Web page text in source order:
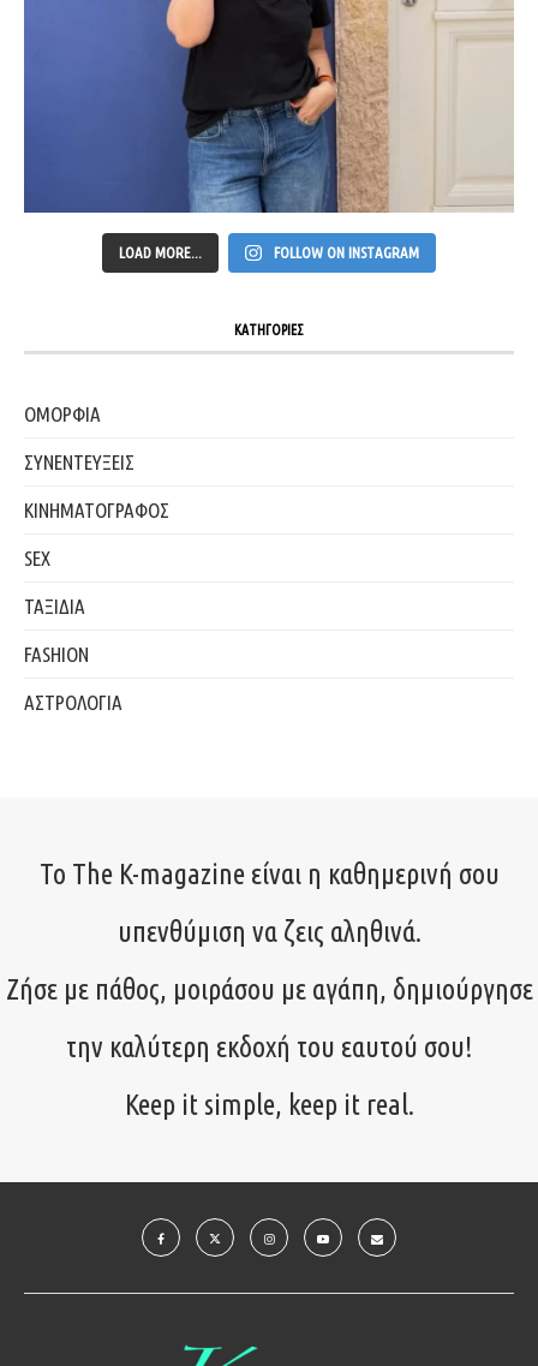
LOAD MORE... FOLLOW ON INSTAGRAM
ΚΑΤΗΓΟΡΙΕΣ
ΟΜΟΡΦΙΑ
ΣΥΝΕΝΤΕΥΞΕΙΣ
ΚΙΝΗΜΑΤΟΓΡΑΦΟΣ
SEX
ΤΑΞΙΔΙΑ
FASHION
ΑΣΤΡΟΛΟΓΙΑ
Το The K-magazine είναι η καθημερινή σου
υπενθύμιση να ζεις αληθινά.
Ζήσε με πάθος, μοιράσου με αγάπη, δημιούργησε
την καλύτερη εκδοχή του εαυτού σου!
Keep it simple, keep it real.